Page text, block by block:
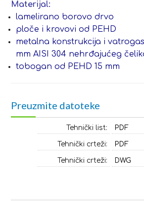
Materijal:
lamelirano borovo drvo
ploče i krovovi od PEHD
metalna konstrukcija i
mm AISI 304 nehrđajućeg
tobogan od PEHD 15 mm
Preuzmite datoteke
Tehnički list: PDF
Tehnički crteži: PDF
Tehnički crteži: DWG